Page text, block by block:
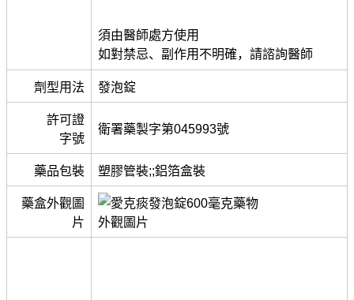
須由醫師處方使用
如對禁忌、副作用不明確，請諮詢醫師
劑型用法 發泡錠
許可證
字號
衛署藥製字第045993號
藥品包裝 塑膠管裝;;鋁箔盒裝
藥盒外觀圖
片